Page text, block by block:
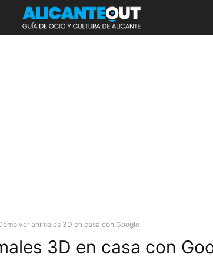
ver animales 3D en casa con Google
3D en casa con